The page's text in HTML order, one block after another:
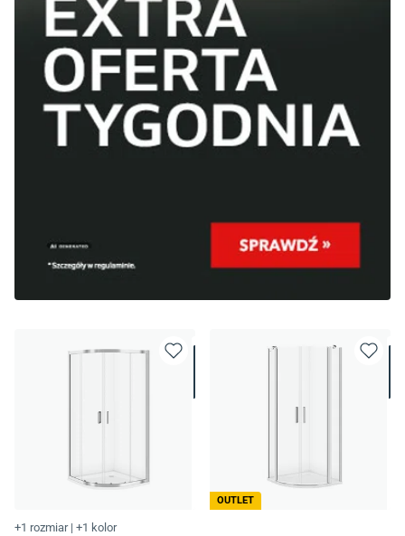
+1 rozmiar | +1 kolor
OUTLET